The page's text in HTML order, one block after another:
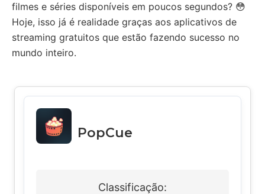
filmes e séries disponíveis em poucos segundos? 😳
Hoje, isso já é realidade graças aos aplicativos de
streaming gratuitos que estão fazendo sucesso no
mundo inteiro.
PopCue
Classificação: